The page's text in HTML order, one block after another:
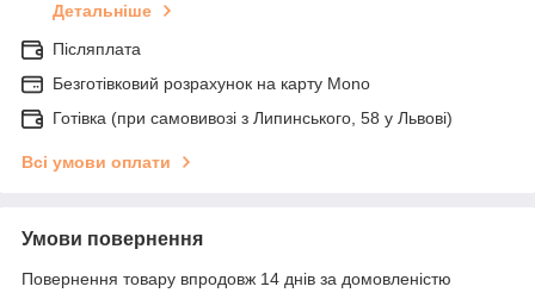
Детальніше
Післяплата
Безготівковий розрахунок на карту Mono
Готівка (при самовивозі з Липинського, 58 у Львові)
Всі умови оплати
Умови повернення
Повернення товару впродовж 14 днів за домовленістю